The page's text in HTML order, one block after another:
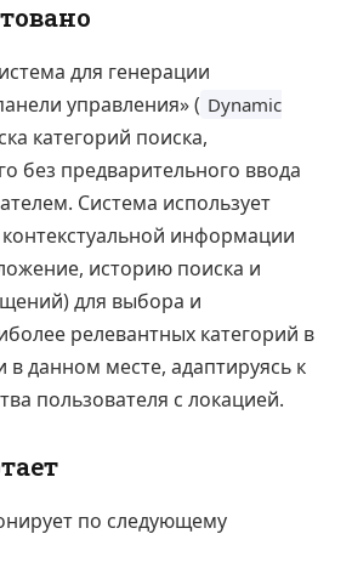
для генерации
управления» ( Dynamic
категорий поиска,
без предварительного ввода
Система использует
информации
историю поиска и
для выбора и
релевантных категорий в
данном месте, адаптируясь к
пользователя с локацией.
по следующему